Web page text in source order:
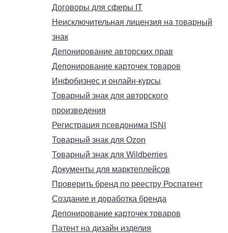
Договоры для сферы IT
Неисключительная лицензия на товарный
знак
Депонирование авторских прав
Депонирование карточек товаров
Инфобизнес и онлайн-курсы
Товарный знак для авторского
произведения
Регистрация псевдонима ISNI
Товарный знак для Ozon
Товарный знак для Wildberries
Документы для марктеплейсов
Проверить бренд по реестру Роспатент
Создание и доработка бренда
Депонирование карточек товаров
Патент на дизайн изделия